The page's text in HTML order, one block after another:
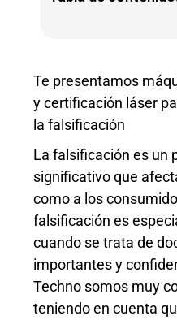
Te presentamos
y certificación láser
la falsificación
La falsificación es un
significativo que
como a los
falsificación es
cuando se trata de
importantes y
Techno somos muy
teniendo en cuenta